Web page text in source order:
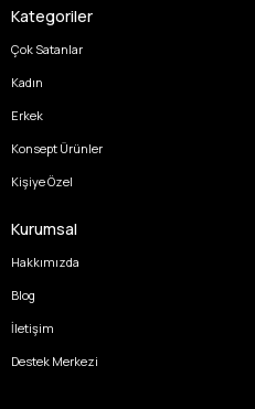
Kategoriler
Çok Satanlar
Kadın
Erkek
Konsept Ürünler
Kişiye Özel
Kurumsal
Hakkımızda
Blog
İletişim
Destek Merkezi